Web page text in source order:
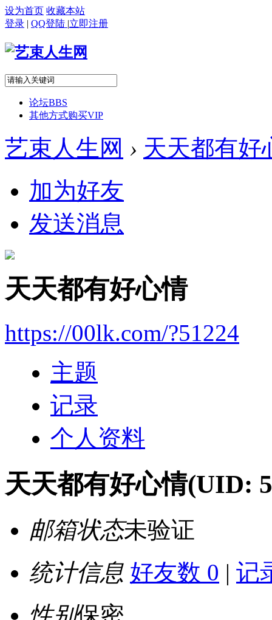
设为首页 收藏本站
登录 | QQ登陆 |立即注册
论坛BBS
其他方式购买VIP
艺束人生网 › 天天都有好
加为好友
发送消息
天天都有好心情
https://00lk.com/?51224
主题
记录
个人资料
天天都有好心情(UID:
邮箱状态未验证
统计信息 好友数 0 | 记